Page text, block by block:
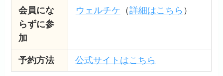
会員にな
らずに参
加
ウェルチケ （詳細はこちら ）
予約方法 公式サイトはこちら